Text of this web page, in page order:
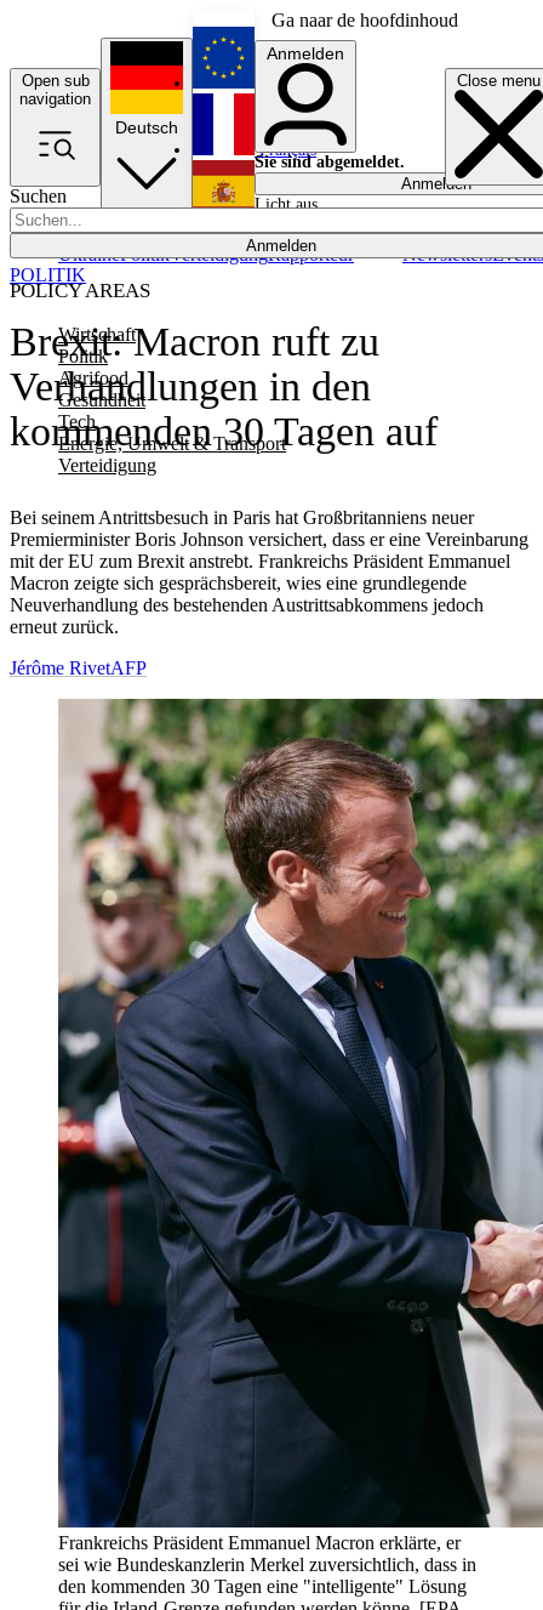
Ga naar de hoofdinhoud
Open sub
navigation
Close menu
Suchen
Anmelden
POLICY AREAS
Wirtschaft
Politik
Agrifood
Gesundheit
Tech
Energie, Umwelt & Transport
Verteidigung
UkrainePolitikVerteidigungRapporteur NewslettersEvents
Deutsch
English
Français
Anmelden
Sie sind abgemeldet.
Anmelden
Licht aus
Brexit: Macron ruft zu
Verhandlungen in den
kommenden 30 Tagen auf
Bei seinem Antrittsbesuch in Paris hat Großbritanniens neuer
Premierminister Boris Johnson versichert, dass er eine Vereinbarung
mit der EU zum Brexit anstrebt. Frankreichs Präsident Emmanuel
Macron zeigte sich gesprächsbereit, wies eine grundlegende
Neuverhandlung des bestehenden Austrittsabkommens jedoch
erneut zurück.
POLITIK
Jérôme RivetAFP
Frankreichs Präsident Emmanuel Macron erklärte, er
sei wie Bundeskanzlerin Merkel zuversichtlich, dass in
den kommenden 30 Tagen eine "intelligente" Lösung